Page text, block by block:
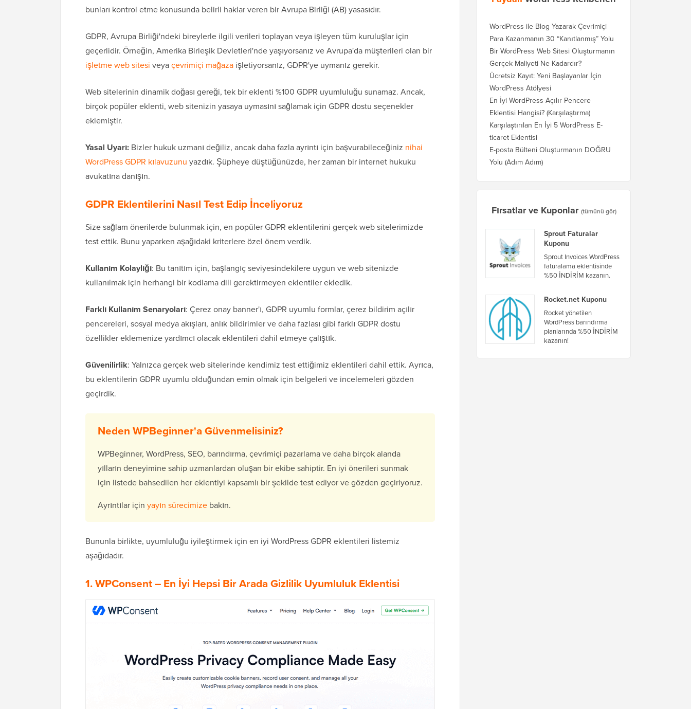
bunları kontrol etme konusunda belirli haklar veren bir Avrupa Birliği (AB) yasasıdır.
GDPR, Avrupa Birliği'ndeki bireylerle ilgili verileri toplayan veya işleyen tüm kuruluşlar için
geçerlidir. Örneğin, Amerika Birleşik Devletleri'nde yaşıyorsanız ve Avrupa'da müşterileri olan bir
işletme web sitesi veyaçevrimiçi mağaza işletiyorsanız, GDPR'ye uymanız gerekir.
Web sitelerinin dinamik doğası gereği, tek bir eklenti %100 GDPR uyumluluğu sunamaz. Ancak,
birçok popüler eklenti, web sitenizin yasaya uymasını sağlamak için GDPR dostu seçenekler
eklemiştir.
Yasal Uyarı: Bizler hukuk uzmanı değiliz, ancak daha fazla ayrıntı için başvurabileceğiniz nihai
WordPress GDPR kılavuzunu yazdık. Şüpheye düştüğünüzde, her zaman bir internet hukuku
avukatına danışın.
GDPR Eklentilerini Nasıl Test Edip İnceliyoruz
Size sağlam önerilerde bulunmak için, en popüler GDPR eklentilerini gerçek web sitelerimizde
test ettik. Bunu yaparken aşağıdaki kriterlere özel önem verdik.
Kullanım Kolaylığı: Bu tanıtım için, başlangıç seviyesindekilere uygun ve web sitenizde
kullanılmak için herhangi bir kodlama dili gerektirmeyen eklentiler ekledik.
Farklı Kullanım Senaryoları: Çerez onay banner'ı, GDPR uyumlu formlar, çerez bildirim açılır
pencereleri, sosyal medya akışları, anlık bildirimler ve daha fazlası gibi farklı GDPR dostu
özellikler eklemenize yardımcı olacak eklentileri dahil etmeye çalıştık.
Güvenilirlik: Yalnızca gerçek web sitelerinde kendimiz test ettiğimiz eklentileri dahil ettik. Ayrıca,
bu eklentilerin GDPR uyumlu olduğundan emin olmak için belgeleri ve incelemeleri gözden
geçirdik.
Neden WPBeginner'a Güvenmelisiniz?
WPBeginner, WordPress, SEO, barındırma, çevrimiçi pazarlama ve daha birçok alanda
yılların deneyimine sahip uzmanlardan oluşan bir ekibe sahiptir. En iyi önerileri sunmak
için listede bahsedilen her eklentiyi kapsamlı bir şekilde test ediyor ve gözden geçiriyoruz.
Ayrıntılar için yayın sürecimize bakın.
Bununla birlikte, uyumluluğu iyileştirmek için en iyi WordPress GDPR eklentileri listemiz
aşağıdadır.
1. WPConsent – En İyi Hepsi Bir Arada Gizlilik Uyumluluk Eklentisi
WordPress ile Blog Yazarak Çevrimiçi
Para Kazanmanın 30 “Kanıtlanmış” Yolu
Bir WordPress Web Sitesi Oluşturmanın
Gerçek Maliyeti Ne Kadardır?
Ücretsiz Kayıt: Yeni Başlayanlar İçin
WordPress Atölyesi
En İyi WordPress Açılır Pencere
Eklentisi Hangisi? (Karşılaştırma)
Karşılaştırılan En İyi 5 WordPress E-
ticaret Eklentisi
E-posta Bülteni Oluşturmanın DOĞRU
Yolu (Adım Adım)
Fırsatlar ve Kuponlar (tümünü gör)
Sprout Faturalar
Kuponu
Sprout Invoices WordPress
faturalama eklentisinde
%50 İNDİRİM kazanın.
Rocket.net Kuponu
Rocket yönetilen
WordPress barındırma
planlarında %50 İNDİRİM
kazanın!